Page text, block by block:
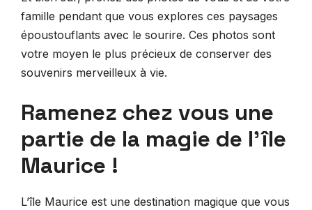
famille pendant que vous explores ces paysages
époustouflants avec le sourire. Ces photos sont
votre moyen le plus précieux de conserver des
souvenirs merveilleux à vie.
Ramenez chez vous une
partie de la magie de l’île
Maurice !
L’île Maurice est une destination magique que vous